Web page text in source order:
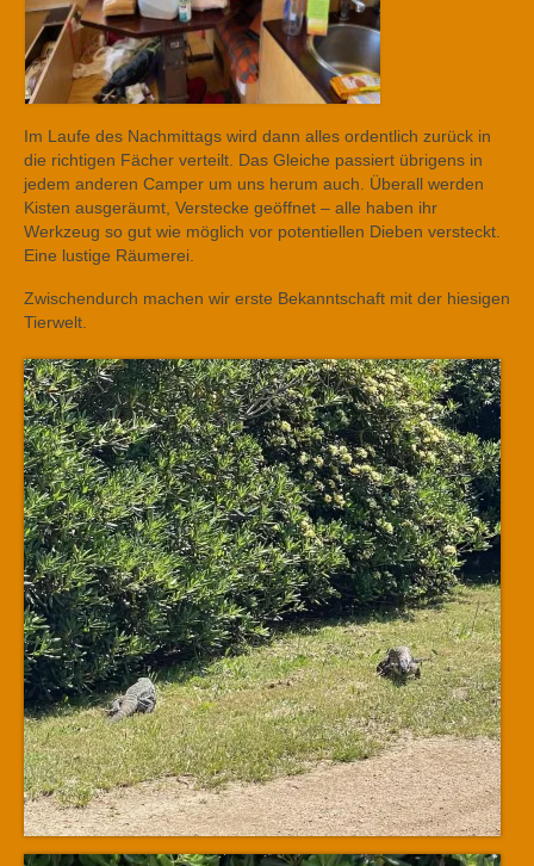
Im Laufe des Nachmittags wird dann alles ordentlich zurück in
die richtigen Fächer verteilt. Das Gleiche passiert übrigens in
jedem anderen Camper um uns herum auch. Überall werden
Kisten ausgeräumt, Verstecke geöffnet – alle haben ihr
Werkzeug so gut wie möglich vor potentiellen Dieben versteckt.
Eine lustige Räumerei.
Zwischendurch machen wir erste Bekanntschaft mit der hiesigen
Tierwelt.